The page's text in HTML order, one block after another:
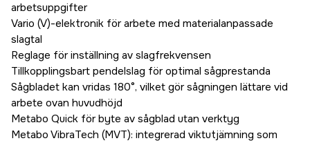
arbetsuppgifter
Vario (V)-elektronik för arbete med materialanpassade
slagtal
Reglage för inställning av slagfrekvensen
Tillkopplingsbart pendelslag för optimal sågprestanda
Sågbladet kan vridas 180°, vilket gör sågningen lättare vid
arbete ovan huvudhöjd
Metabo Quick för byte av sågblad utan verktyg
Metabo VibraTech (MVT): integrerad viktutjämning som